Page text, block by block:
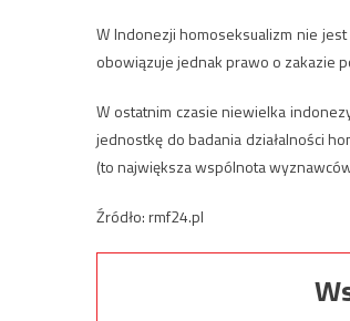
W Indonezji homoseksualizm nie
obowiązuje jednak prawo o zakazie
W ostatnim czasie niewielka
jednostkę do badania działalności
(to największa wspólnota
Źródło: rmf24.pl